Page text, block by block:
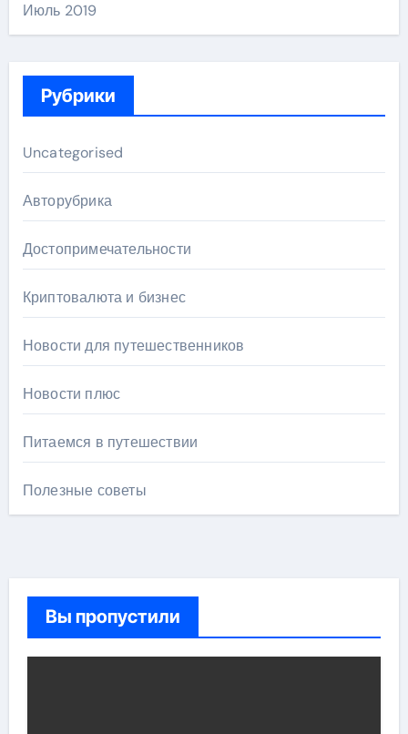
Июль 2019
Рубрики
Uncategorised
Авторубрика
Достопримечательности
Криптовалюта и бизнес
Новости для путешественников
Новости плюс
Питаемся в путешествии
Полезные советы
Вы пропустили